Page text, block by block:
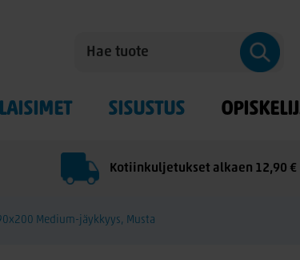
SISUSTUS
Kotiinkuljetukset alkaen 12,90 €
Medium-jäykkyys, Musta